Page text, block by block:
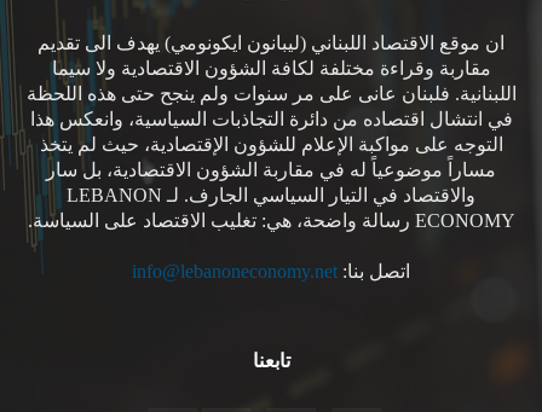
ان موقع الاقتصاد اللبناني (ليبانون ايكونومي) يهدف الى تقديم
مقاربة وقراءة مختلفة لكافة الشؤون الاقتصادية ولا سيما
اللبنانية. فلبنان عانى على مر سنوات ولم ينجح حتى هذه اللحظة
في انتشال اقتصاده من دائرة التجاذبات السياسية، وانعكس هذا
التوجه على مواكبة الإعلام للشؤون الإقتصادية، حيث لم يتخذ
مساراً موضوعياً له في مقاربة الشؤون الاقتصادية، بل سار
والاقتصاد في التيار السياسي الجارف. لـ LEBANON
ECONOMY رسالة واضحة، هي: تغليب الاقتصاد على السياسة.
اتصل بنا: info@lebanoneconomy.net
تابعنا